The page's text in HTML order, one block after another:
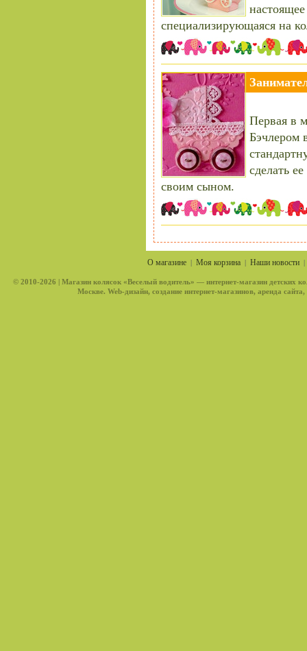
специализирующаяся на
Первая в
Бэчлером
сделать
своим сыном.
О магазине| Моя корзина| Наши новости
© 2010-2026 | Магазин колясок «Веселый водитель» — интернет-магазин детских
Москве. Web-дизайн, создание интернет-магазинов, аренда